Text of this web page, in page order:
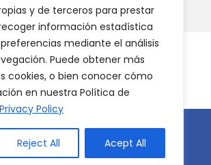
y de terceros para prestar
información estadística
mediante el análisis
Puede obtener más
cookies, o bien conocer cómo
en nuestra Política de
Policy
Reject All Acept All